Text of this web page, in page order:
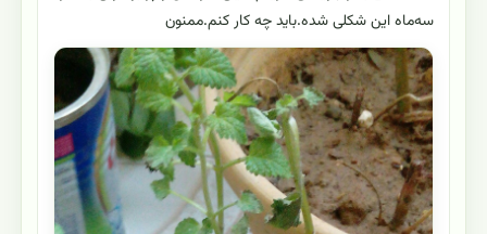
سه‌ماه این شکلی شده.باید چه کار کنم.ممنون